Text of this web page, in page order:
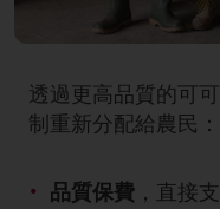
透過更高品質的可
制重新分配給農民：
品質保費 ，直接